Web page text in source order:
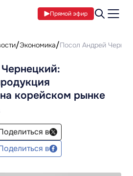
Прямой эфир
Экономика Посол Андрей
корейском рынке
в
в